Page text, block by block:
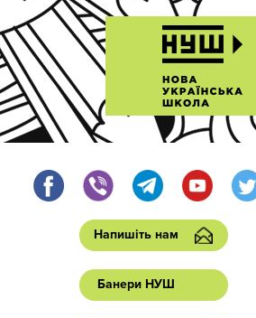
Напишіть нам
Банери НУШ